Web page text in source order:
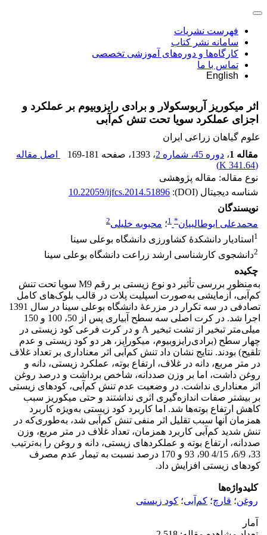
فهرست نشریات
سامانه نشر کتاب
کارگاه‌ها و دوره‌های آموزشی تخصصی
تماس با ما
English
اثر میکوریز آربوسکولار و برادی رایزوبیوم بر عملکرد و
اجزای عملکرد سویا تحت تنش کم‌آبی
علوم گیاهان زراعی ایران
مقاله 1
، دوره 45، شماره 2 ، 1393 ، صفحه 169-181
اصل مقاله
(
341.64 K
)
نوع مقاله: مقاله پژوهشی
شناسه دیجیتال (DOI):
10.22059/ijfcs.2014.51896
نویسندگان
محمدعلی ابوطالبیان*
1؛ محبوبه خلیلی2
1 استادیار دانشکدۀ کشاورزی دانشگاه بوعلی سینا
2دانشجوی کارشناسی ارشد زراعت دانشگاه بوعلی سینا
چکیده
به‌منظور بررسی تأثیر دو نوع زیستی بر رقم M9 سویا تحت تنش
کم‌آبی، آزمایشی به‌صورت اسپلیت پلات در قالب بلوک‌های کامل
تصادفی در سه تکرار در مزرعۀ دانشگاه بوعلی سینا در سال 1391
اجرا شد. در کرت اصلی سه سطح آبیاری پس از 50، 100 و 150
میلی‌متر تبخیر از تشت تبخیر A و در کرت فرعی کود‌ زیستی در
چهار سطح (برادی‌رایزوبیوم، میکورایز، هر دو کود زیستی و عدم
تلقیح) بودند. نتایج نشان داد تنش کم‌آبی اثر معنا­داری بر تعداد غلاف
در متر مربع، دانه در غلاف، ارتفاع بوته، عملکرد‌‌ زیستی، دانه و
روغن داشت، اما بر وزن صد‌دانه، شاخص برداشت و درصد روغن
اثر معنا­داری نداشت. در وضعیت عدم تنش کم‌آبی، کودهای زیستی
بر بیشتر صفات اندازه‌گیری اثری نداشتند و حتی میکوریز سبب
کاهش ارتفاع بوته‌ها شد. اما کاربرد کود زیستی به‌ویژه کاربرد
همزمان آنها سبب تقلیل اثر منفی تنش کم‌آبی شد، به‌طوری‌که در
تنش شدید کم‌آبی کاربرد همزمان، تعداد غلاف در متر مربع، وزن
صددانه، ارتفاع بوته و عملکردهای زیستی، دانه و روغن را به‌ترتیب
33، 6/9، 4/15 90، 93 و 170 درصد نسبت به تیمار عدم مصرف
کودهای زیستی افزایش داد.
کلیدواژه‌ها
روغن؛ قارچ؛ کم‌آبی؛ کود زیستی
آمار